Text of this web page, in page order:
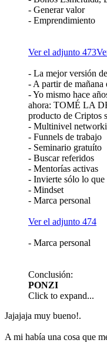
- Generar valor
- Emprendimiento
Ver el adjunto 473
- La mejor versión
- A partir de mañana
- Yo mismo hace
ahora: TOMÉ LA
producto de Criptos
- Multinivel
- Funnels de trabajo
- Seminario gratuíto
- Buscar referidos
- Mentorías activas
- Invierte sólo lo que
- Mindset
- Marca personal
Ver el adjunto 474
- Marca personal
Conclusión:
PONZI
Click to expand...
Jajajaja muy bueno!.
A mi había una cosa que